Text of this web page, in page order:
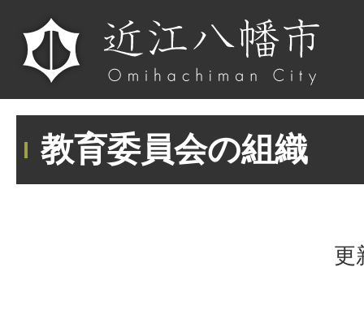
教育委員会の組織
更